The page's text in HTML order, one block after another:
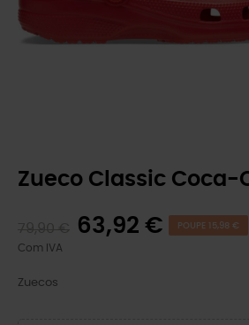
Zueco Classic Coca-
63,92 € POUPE 15,98 €
Com IVA
Zuecos